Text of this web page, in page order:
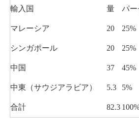
輸入国 量 パー
マレーシア 20 25%
シンガポール 20 25%
中国 37 45%
中東（サウジアラビア） 5.3 5%
合計 82.3